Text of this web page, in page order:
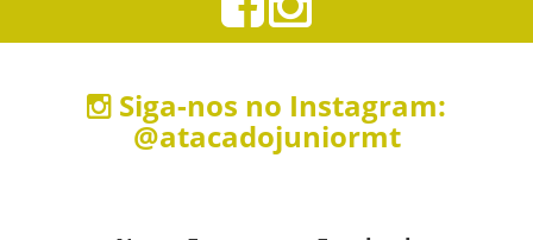
Siga-nos no Instagram:
@atacadojuniormt